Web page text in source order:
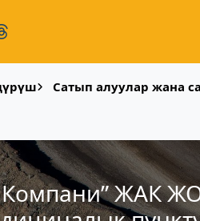
Сатып алуулар жана
Компани” ЖАК